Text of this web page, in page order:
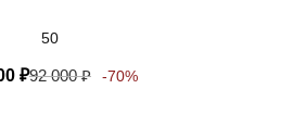
50
₽92 000₽ -70%